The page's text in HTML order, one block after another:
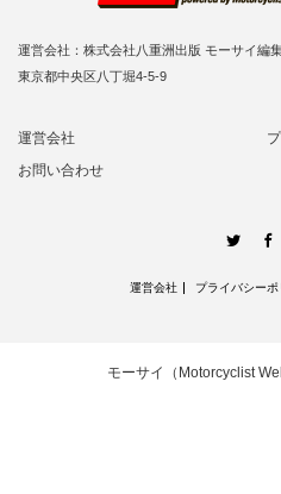
運営会社：株式会社八重洲出版 モーサイ編
東京都中央区八丁堀4-5-9
運営会社
お問い合わせ
運営会社 プライバシーポ
モーサイ（Motorcyclist